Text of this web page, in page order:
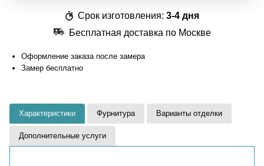
Срок изготовления: 3-4 дня
Бесплатная доставка по Москве
Оформление заказа после замера
Замер бесплатно
Характеристики Фурнитура Варианты отделки
Дополнительные услуги